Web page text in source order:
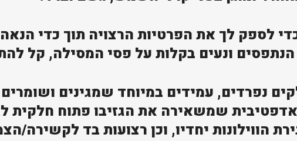
כדי לספק לך את הפרטיות הרצויה תוך כדי
הנתפסים ונעים בקלות על פסי המסילה, קל
נפרדים, עמידים במיוחד שמגינים
שמשאירה את הגזיבו פתוח חלקית
הווילונות יחדיו, וכן רצועות בד לקשירה/